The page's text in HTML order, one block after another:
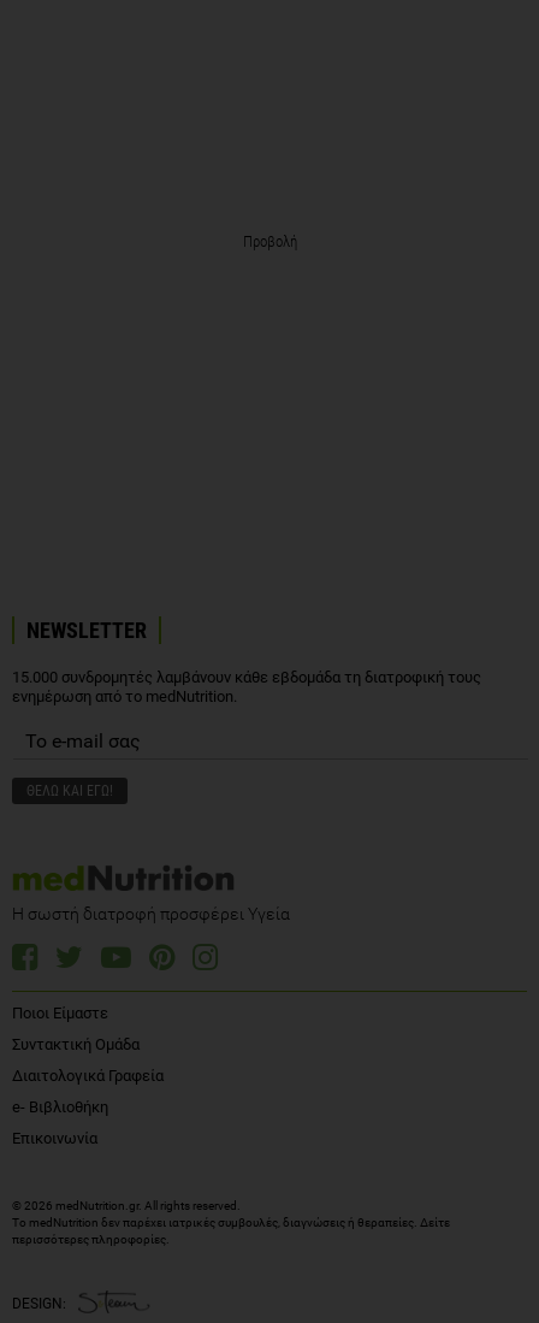
Προβολή
NEWSLETTER
15.000 συνδρομητές λαμβάνουν κάθε εβδομάδα τη διατροφική τους
ενημέρωση από το medNutrition.
Η σωστή διατροφή προσφέρει Υγεία
Ποιοι Είμαστε
Συντακτική Ομάδα
Διαιτολογικά Γραφεία
e- Βιβλιοθήκη
Επικοινωνία
© 2026 medNutrition.gr. All rights reserved.
Το medNutrition δεν παρέχει ιατρικές συμβουλές, διαγνώσεις ή θεραπείες. Δείτε
περισσότερες πληροφορίες
DESIGN: